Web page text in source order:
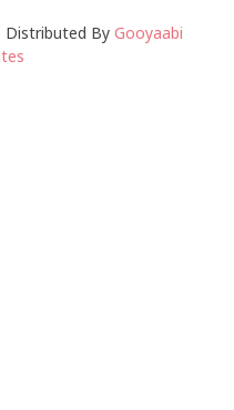
Distributed By Gooyaabi